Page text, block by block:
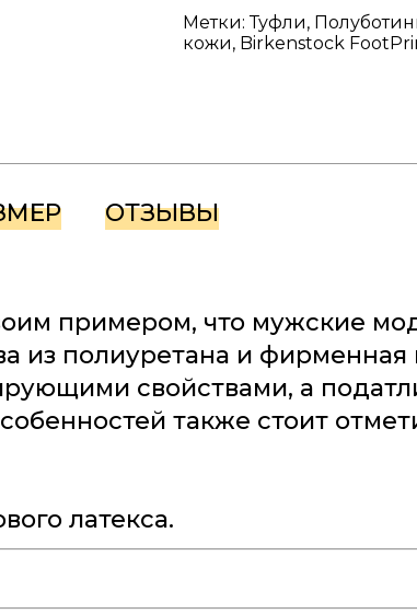
Метки: Туфли,
кожи, Birkenstock
ОТЗЫВЫ
примером, что мужские
из полиуретана и фирменная
свойствами, а
также стоит
латекса.